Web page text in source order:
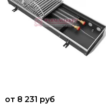
от 8 231 руб